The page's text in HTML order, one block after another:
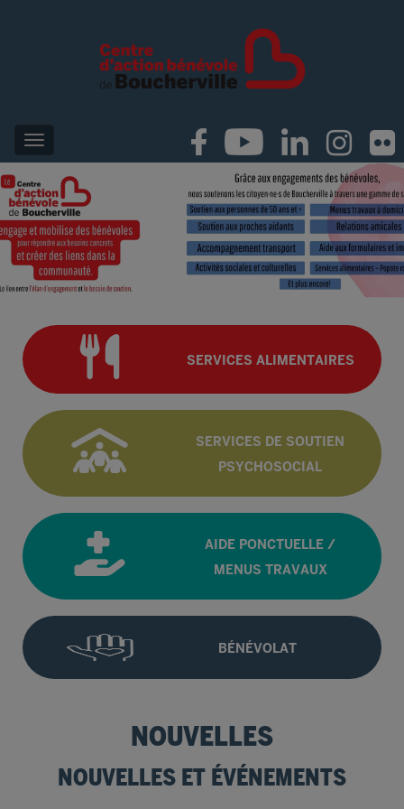
SERVICES ALIMENTAIRES
SERVICES DE SOUTIEN
PSYCHOSOCIAL
AIDE PONCTUELLE /
MENUS TRAVAUX
BÉNÉVOLAT
NOUVELLES ET ÉVÉNEMENTS